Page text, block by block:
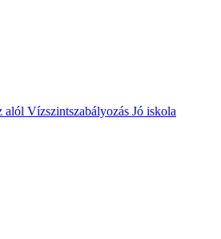
alól Vízszintszabályozás Jó iskola